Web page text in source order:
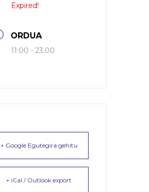
Expired!
ORDUA
11:00 - 23:00
+ Google Egutegira gehitu
+ iCal / Outlook export